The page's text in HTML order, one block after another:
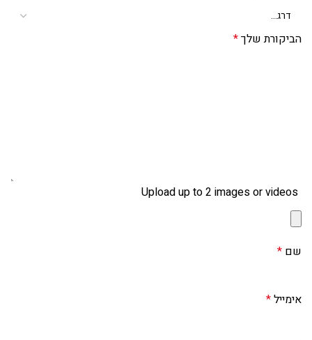
הביקורת שלך*
Upload up to 2 images or videos
שם *
אימייל*